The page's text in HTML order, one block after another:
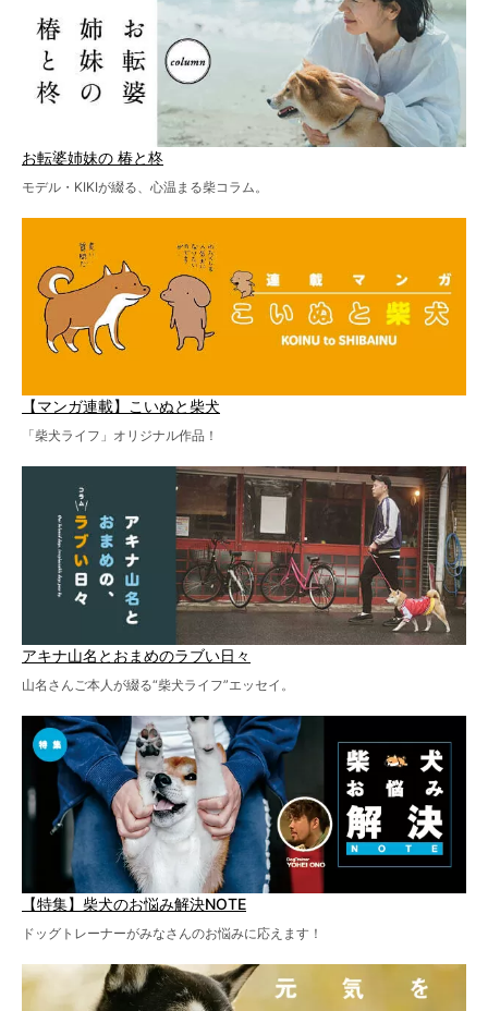
お転婆姉妹の 椿と柊
モデル・KIKIが綴る、心温まる柴コラム。
【マンガ連載】こいぬと柴犬
「柴犬ライフ」オリジナル作品！
アキナ山名とおまめのラブい日々
山名さんご本人が綴る“柴犬ライフ”エッセイ。
【特集】柴犬のお悩み解決NOTE
ドッグトレーナーがみなさんのお悩みに応えます！